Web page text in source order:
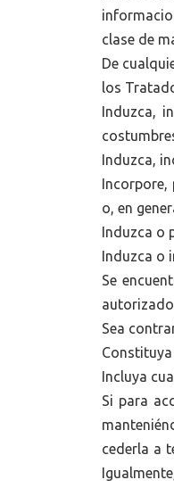
clase de
De
los
Induzca,
Induzca,
Incorpore,
o, en
Induzca o
Induzca o
Se
Sea
Incluya
Si para
cederla a